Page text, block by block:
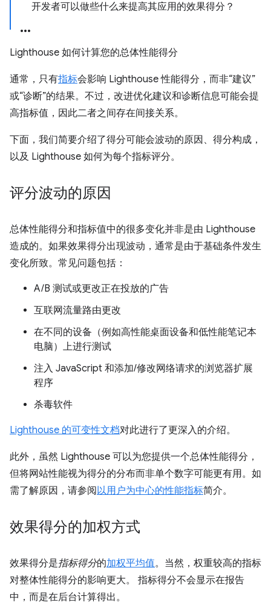
开发者可以做些什么来提高其应用的效果得分？
Lighthouse 如何计算您的总体性能得分
通常，只有指标会影响 Lighthouse 性能得分，而非“建议”
或“诊断”的结果。不过，改进优化建议和诊断信息可能会提
高指标值，因此二者之间存在间接关系。
下面，我们简要介绍了得分可能会波动的原因、得分构成，
以及 Lighthouse 如何为每个指标评分。
评分波动的原因
总体性能得分和指标值中的很多变化并非是由 Lighthouse
造成的。如果效果得分出现波动，通常是由于基础条件发生
变化所致。常见问题包括：
A/B 测试或更改正在投放的广告
互联网流量路由更改
在不同的设备（例如高性能桌面设备和低性能笔记本
电脑）上进行测试
注入 JavaScript 和添加/修改网络请求的浏览器扩展
程序
杀毒软件
Lighthouse 的可变性文档对此进行了更深入的介绍。
此外，虽然 Lighthouse 可以为您提供一个总体性能得分，
但将网站性能视为得分的分布而非单个数字可能更有用。如
需了解原因，请参阅以用户为中心的性能指标简介。
效果得分的加权方式
效果得分是指标得分的加权平均值。当然，权重较高的指标
对整体性能得分的影响更大。 指标得分不会显示在报告
中，而是在后台计算得出。